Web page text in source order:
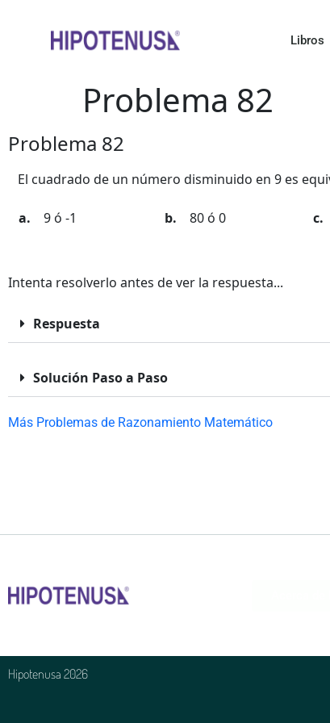
Libros
Problema 82
Problema 82
El cuadrado de un número disminuido en 9 es
9 ó -1 80 ó 0
Intenta resolverlo antes de ver la respuesta...
Respuesta
Solución Paso a Paso
Más Problemas de Razonamiento Matemático
Hipotenusa 2026